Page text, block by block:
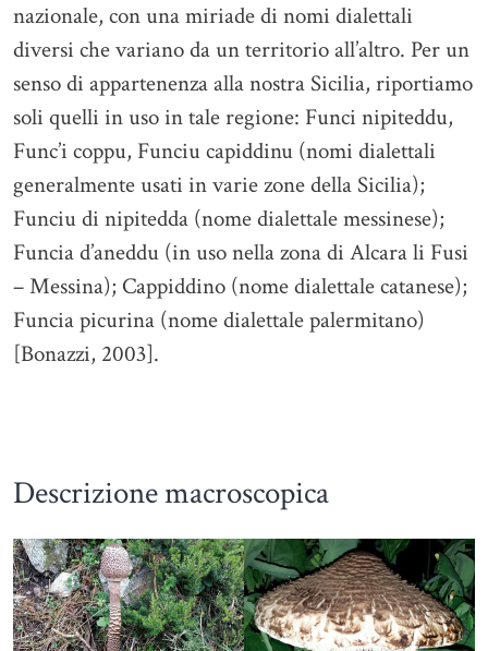
nazionale, con una miriade di nomi dialettali
diversi che variano da un territorio all’altro. Per un
senso di appartenenza alla nostra Sicilia, riportiamo
soli quelli in uso in tale regione: Funci nipiteddu,
Func’i coppu, Funciu capiddinu (nomi dialettali
generalmente usati in varie zone della Sicilia);
Funciu di nipitedda (nome dialettale messinese);
Funcia d’aneddu (in uso nella zona di Alcara li Fusi
– Messina); Cappiddino (nome dialettale catanese);
Funcia picurina (nome dialettale palermitano)
[Bonazzi, 2003].
Descrizione macroscopica